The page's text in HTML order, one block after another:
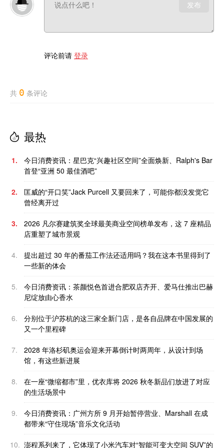
发布
评论前请 登录
共 0 条评论
最热
1.
今日消费资讯：星巴克“兴趣社区空间”全面焕新、Ralph's Bar
首登“亚洲 50 最佳酒吧”
2.
匡威的“开口笑”Jack Purcell 又要回来了，可能你都没发觉它
曾经离开过
3.
2026 凡尔赛建筑奖全球最美商业空间榜单发布，这 7 座精品
店重塑了城市景观
4.
提出超过 30 年的番茄工作法还适用吗？我在这本书里得到了
一些新的体会
5.
今日消费资讯：茶颜悦色首进合肥双店齐开、爱马仕推出巴赫
尼绽放由心香水
6.
分别位于沪苏杭的这三家全新门店，是各自品牌在中国发展的
又一个里程碑
7.
2028 年洛杉矶奥运会迎来开幕倒计时两周年，从设计到场
馆，有这些新进展
8.
在一座“微缩都市”里，优衣库将 2026 秋冬新品们放进了对应
的生活场景中
9.
今日消费资讯：广州方所 9 月开始暂停营业、Marshall 在成
都带来“守住现场”音乐文化活动
10. 澎程系列来了，它体现了小米汽车对“智能可变大空间 SUV”的